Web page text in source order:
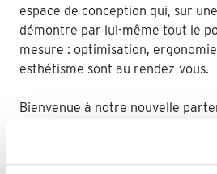
espace de conception qui, sur
démontre par lui-même tout le
mesure : optimisation,
esthétisme sont au rendez-vous.
Bienvenue à notre nouvelle
ouvrir ce 2ème Quadro sur Lille.
vous reçoit au 85 route de